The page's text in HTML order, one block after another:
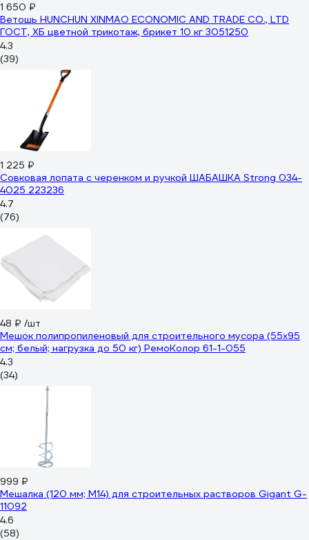
1 650 ₽
Ветошь HUNCHUN XINMAO ECONOMIC AND TRADE CO., LTD
ГОСТ, ХБ цветной трикотаж, брикет 10 кг 3051250
4.3
(39)
1 225 ₽
Совковая лопата с черенком и ручкой ШАБАШКА Strong 034-
4025 223236
4.7
(76)
48 ₽ /шт
Мешок полипропиленовый для строительного мусора (55x95
см; белый; нагрузка до 50 кг) РемоКолор 61-1-055
4.3
(34)
999 ₽
Мешалка (120 мм; М14) для строительных растворов Gigant G-
11092
4.6
(58)